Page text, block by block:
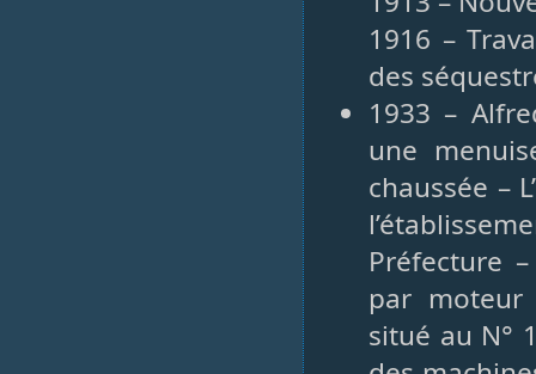
1916 –
des
1933 –
une
chaussée –
Préfecture
par moteur
situé au N°